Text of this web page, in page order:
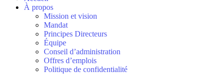
À propos
Mission et vision
Mandat
Principes Directeurs
Équipe
Conseil d’administration
Offres d’emplois
Politique de confidentialité